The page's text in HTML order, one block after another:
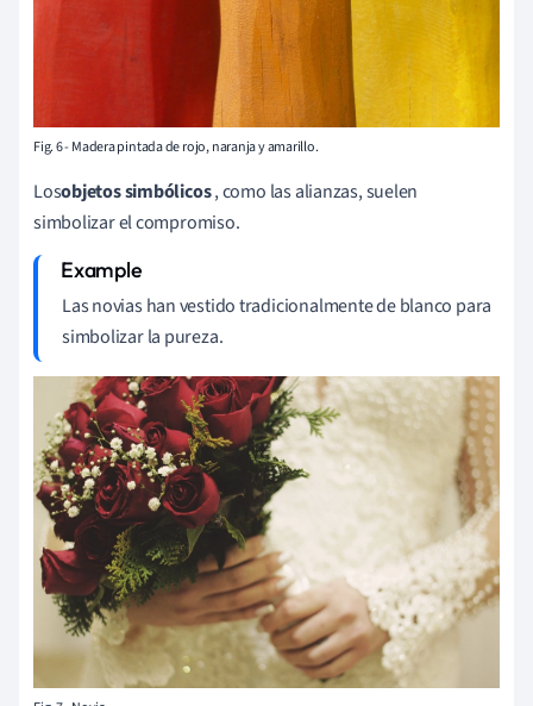
Fig. 6 - Madera pintada de rojo, naranja y amarillo.
Losobjetos simbólicos, como las alianzas, suelen
simbolizar el compromiso.
Las novias han vestido tradicionalmente de blanco para
simbolizar la pureza.